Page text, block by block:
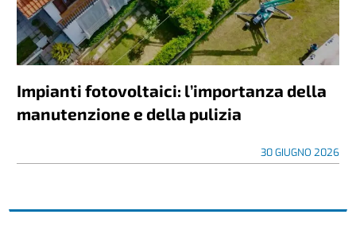
Impianti fotovoltaici: l’importanza della
manutenzione e della pulizia
30 GIUGNO 2026